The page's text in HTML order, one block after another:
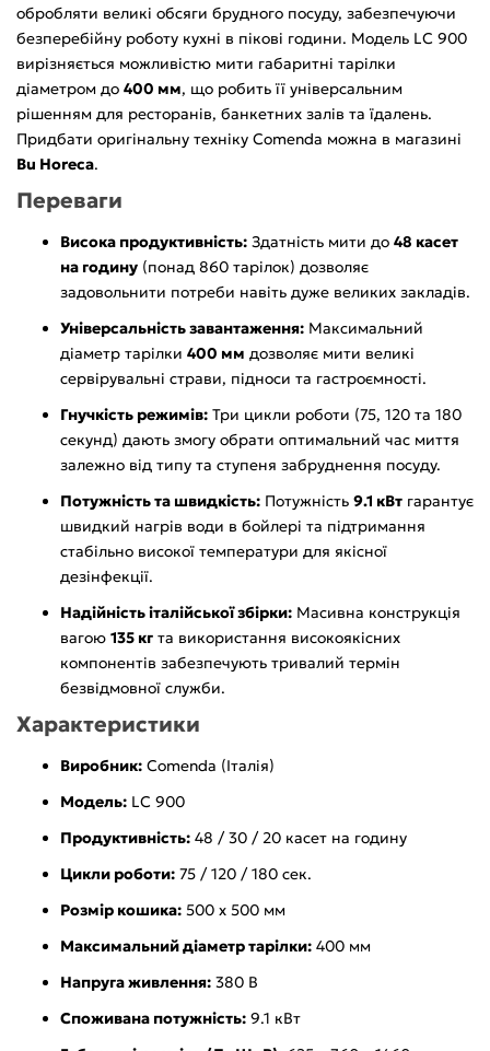
обробляти великі обсяги брудного посуду, забезпечуючи
безперебійну роботу кухні в пікові години. Модель LC 900
вирізняється можливістю мити габаритні тарілки
діаметром до 400 мм, що робить її універсальним
рішенням для ресторанів, банкетних залів та їдалень.
Придбати оригінальну техніку Comenda можна в магазині
Bu Horeca.
Переваги
Висока продуктивність: Здатність мити до 48 касет
на годину (понад 860 тарілок) дозволяє
задовольнити потреби навіть дуже великих закладів.
Універсальність завантаження: Максимальний
діаметр тарілки 400 мм дозволяє мити великі
сервірувальні страви, підноси та гастроємності.
Гнучкість режимів: Три цикли роботи (75, 120 та 180
секунд) дають змогу обрати оптимальний час миття
залежно від типу та ступеня забруднення посуду.
Потужність та швидкість: Потужність 9.1 кВт гарантує
швидкий нагрів води в бойлері та підтримання
стабільно високої температури для якісної
дезінфекції.
Надійність італійської збірки: Масивна конструкція
вагою 135 кг та використання високоякісних
компонентів забезпечують тривалий термін
безвідмовної служби.
Характеристики
Виробник: Comenda (Італія)
Модель: LC 900
Продуктивність: 48 / 30 / 20 касет на годину
Цикли роботи: 75 / 120 / 180 сек.
Розмір кошика: 500 х 500 мм
Максимальний діаметр тарілки: 400 мм
Напруга живлення: 380 В
Споживана потужність: 9.1 кВт